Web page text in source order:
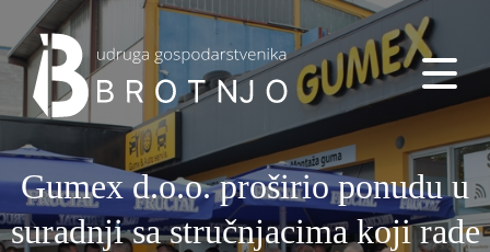
Gumex d.o.o. proširio ponudu u
suradnji sa stručnjacima koji rade